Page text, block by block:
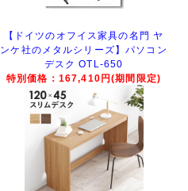
【ドイツのオフイス家具の名門 ヤ
ンケ社のメタルシリーズ】パソコン
デスク OTL-650
特別価格：167,410円(期間限定)